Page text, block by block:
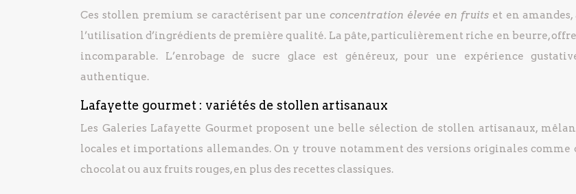
Ces stollen premium se caractérisent par uneconcentration élevée en fruits et en
l’utilisation d’ingrédients de première qualité. La pâte, particulièrement riche en beurre,
incomparable. L’enrobage de sucre glace est généreux, pour une expérience
authentique.
Lafayette gourmet : variétés de stollen artisanaux
Les Galeries Lafayette Gourmet proposent une belle sélection de stollen artisanaux,
locales et importations allemandes. On y trouve notamment des versions originales comme
chocolat ou aux fruits rouges, en plus des recettes classiques.